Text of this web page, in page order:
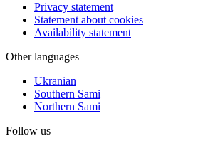
Privacy statement
Statement about cookies
Availability statement
Other languages
Ukranian
Southern Sami
Northern Sami
Follow us